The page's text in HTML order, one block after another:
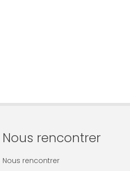
Nous rencontrer
Nous rencontrer